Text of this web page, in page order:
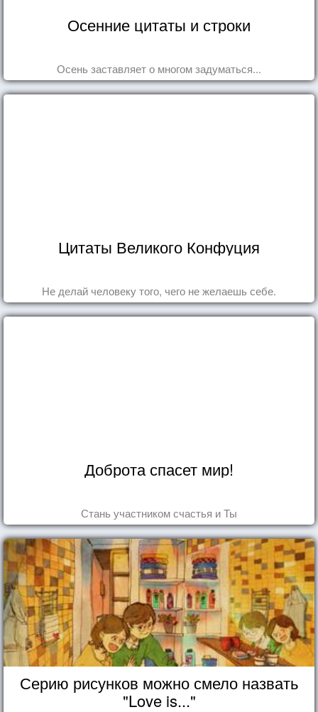
Осенние цитаты и строки
Осень заставляет о многом задуматься...
Цитаты Великого Конфуция
Не делай человеку того, чего не желаешь себе.
Доброта спасет мир!
Стань участником счастья и Ты
Серию рисунков можно смело назвать
"Love is..."